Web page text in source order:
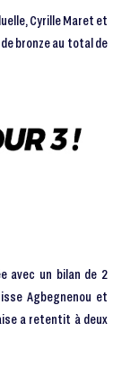
Cyrille Maret et
bronze au total de
avec un bilan de 2
Agbegnenou et
a retentit à deux